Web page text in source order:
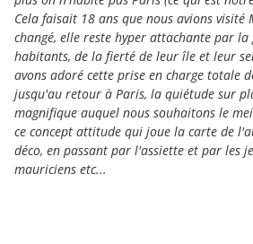
Cela faisait 18 ans que nous avions
changé, elle reste hyper attachante par la
habitants, de la fierté de leur île et leur
avons adoré cette prise en charge totale
jusqu'au retour à Paris, la quiétude sur
magnifique auquel nous souhaitons le
ce concept attitude qui joue la carte de
déco, en passant par l'assiette et par les
mauriciens etc...